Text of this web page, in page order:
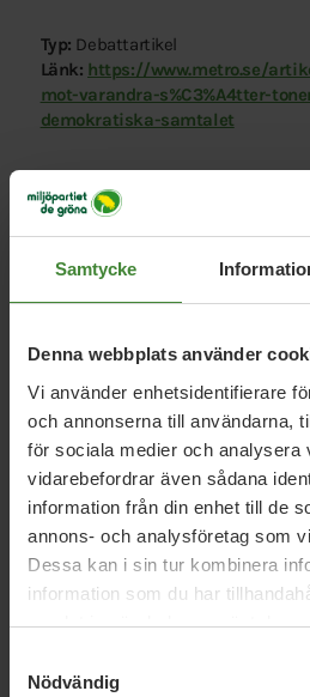
Samtycke
Denna webbplats använder
Vi använder enhetsidentifierare
och annonserna till användarna,
för sociala medier och analysera
vidarebefordrar även sådana
information från din enhet till de
annons- och analysföretag som
Dessa kan i sin tur kombinera
information som du har
samlat in när du har använt
Nödvändig
Typ: Debattartikel
Länk: https://www.metro.se/
mot-varandra-s%C3%A4tter-
demokratiska-samtalet
Relaterade
28 maj 2026
Amanda Linds
Järvaveckan
13 maj 2026